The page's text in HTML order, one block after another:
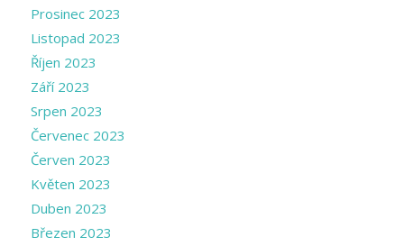
Prosinec 2023
Listopad 2023
Říjen 2023
Září 2023
Srpen 2023
Červenec 2023
Červen 2023
Květen 2023
Duben 2023
Březen 2023